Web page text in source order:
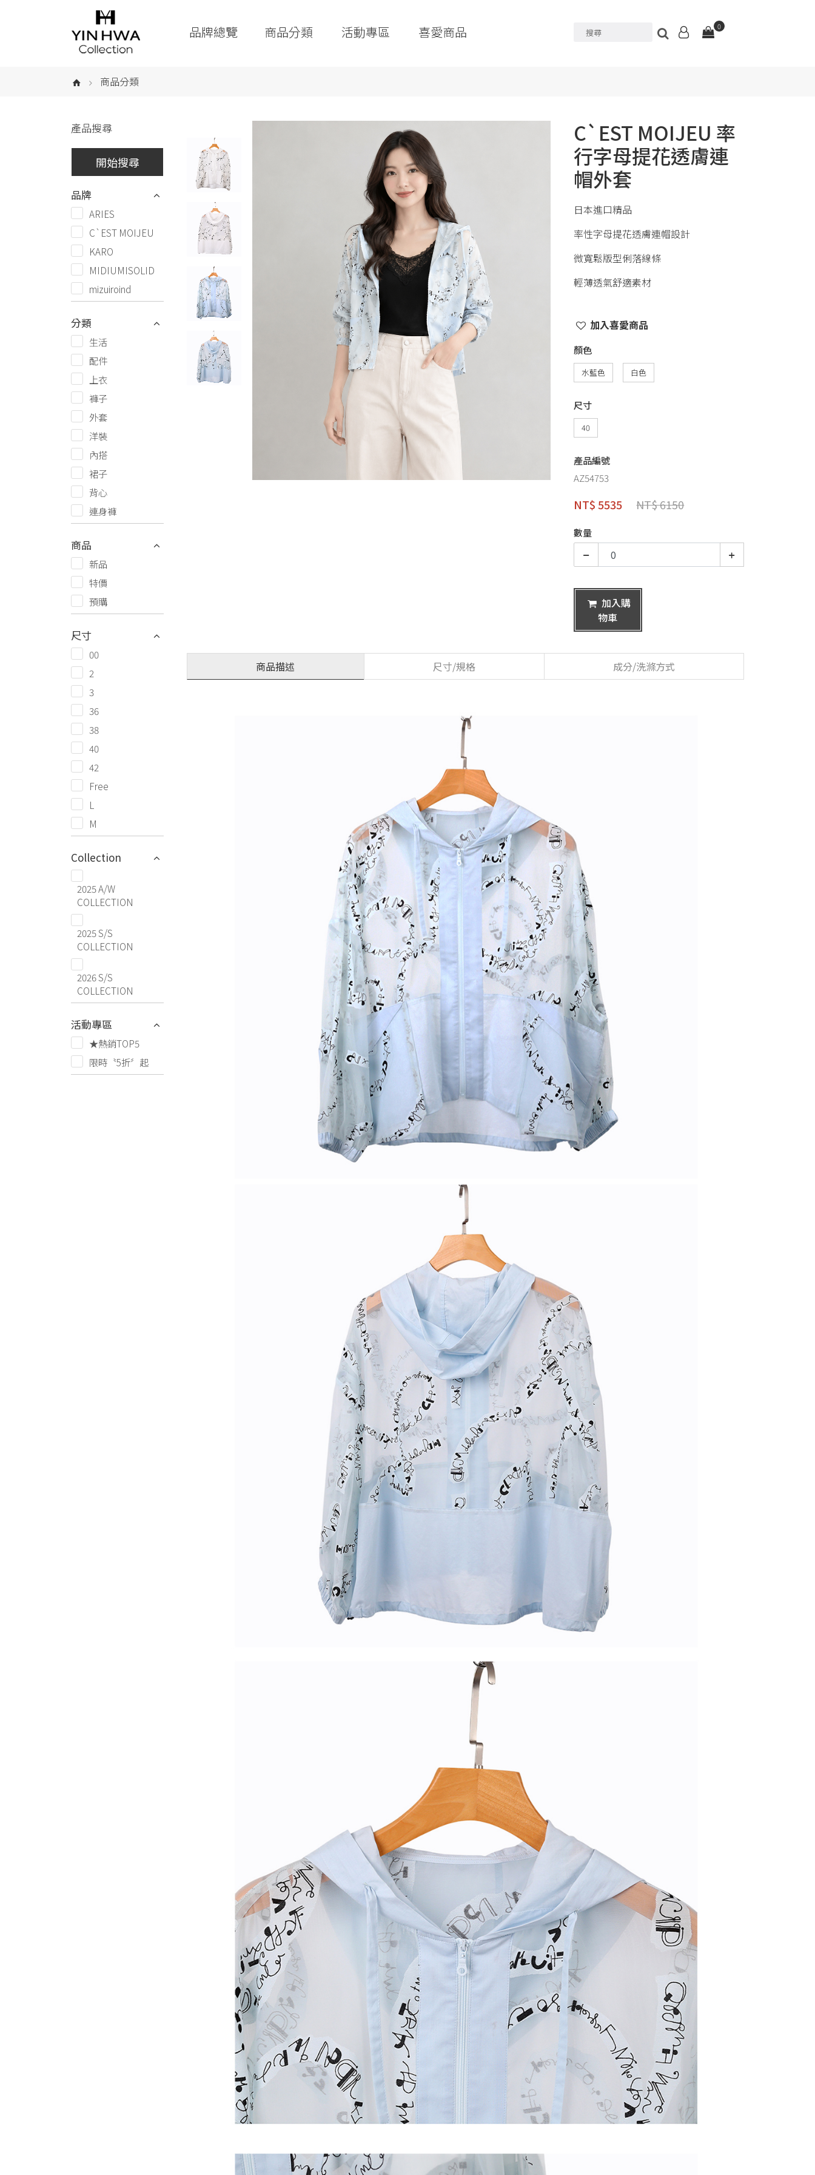
0
品牌總覽 商品分類 活動專區 喜愛商品
商品分類
產品搜尋
品牌
ARIES
C`EST MOIJEU
KARO
MIDIUMISOLID
mizuiroind
分類
生活
配件
上衣
褲子
外套
洋裝
內搭
裙子
背心
連身褲
商品
新品
特價
預購
尺寸
00
2
3
36
38
40
42
Free
L
M
Collection
2025 A/W
COLLECTION
2025 S/S
COLLECTION
2026 S/S
COLLECTION
活動專區
★熱銷TOP5
限時〝5折〞起
C`EST MOIJEU 率
行字母提花透膚連
帽外套
日本進口精品
率性字母提花透膚連帽設計
微寬鬆版型俐落線條
輕薄透氣舒適素材
加入喜愛商品
顏色
水藍色 白色
尺寸
40
產品編號
AZ54753
NT$ 5535 NT$ 6150
數量
加入購
物車
商品描述 尺寸/規格 成分/洗滌方式